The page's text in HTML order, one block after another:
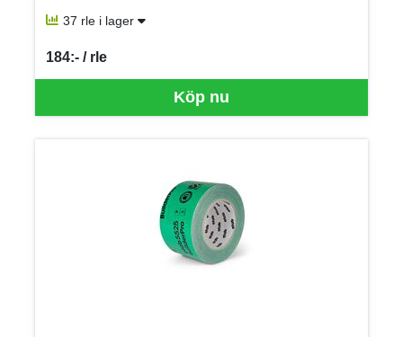
37 rle i lager
Köp nu
184:- / rle
SEK per RLE